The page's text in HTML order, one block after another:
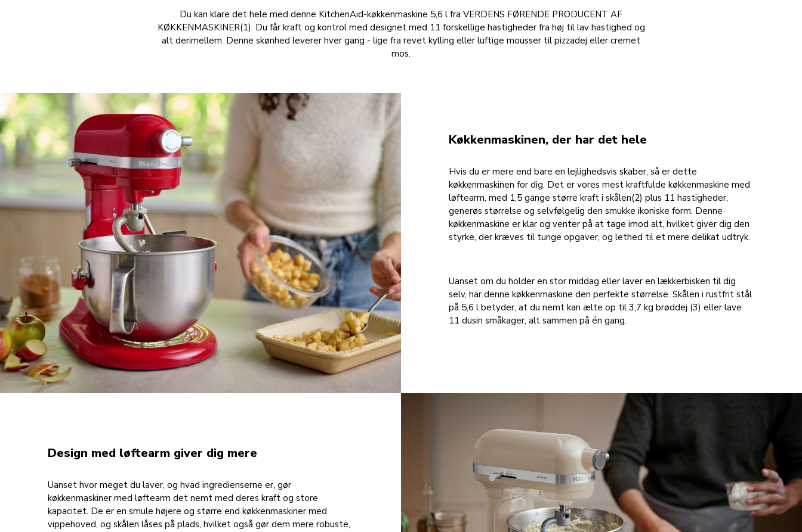
Du kan klare det hele med denne KitchenAid-køkkenmaskine 5,6 l fra VERDENS FØRENDE PRODUCENT AF
KØKKENMASKINER(1). Du får kraft og kontrol med designet med 11 forskellige hastigheder fra høj til lav hastighed og
alt derimellem. Denne skønhed leverer hver gang - lige fra revet kylling eller luftige mousser til pizzadej eller cremet
mos.
Køkkenmaskinen, der har det hele
Hvis du er mere end bare en lejlighedsvis skaber, så er dette
køkkenmaskinen for dig. Det er vores mest kraftfulde køkkenmaskine med
løftearm, med 1,5 gange større kraft i skålen(2) plus 11 hastigheder,
generøs størrelse og selvfølgelig den smukke ikoniske form. Denne
køkkenmaskine er klar og venter på at tage imod alt, hvilket giver dig den
styrke, der kræves til tunge opgaver, og lethed til et mere delikat udtryk.
Uanset om du holder en stor middag eller laver en lækkerbisken til dig
selv, har denne køkkenmaskine den perfekte størrelse. Skålen i rustfrit stål
på 5,6 l betyder, at du nemt kan ælte op til 3,7 kg brøddej (3) eller lave
11 dusin småkager, alt sammen på én gang.
Design med løftearm giver dig mere
Uanset hvor meget du laver, og hvad ingredienserne er, gør
køkkenmaskiner med løftearm det nemt med deres kraft og store
kapacitet. De er en smule højere og større end køkkenmaskiner med
vippehoved, og skålen låses på plads, hvilket også gør dem mere robuste,